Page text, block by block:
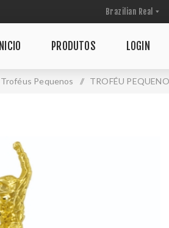
INICIO PRODUTOS LOGIN
Troféus Pequenos / TROFÉU